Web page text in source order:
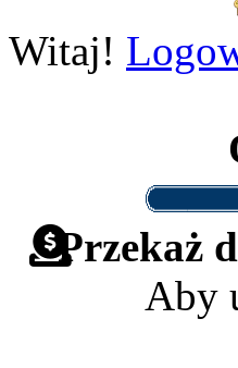
Witaj!
Przekaż
Aby